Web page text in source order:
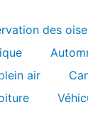
des
air